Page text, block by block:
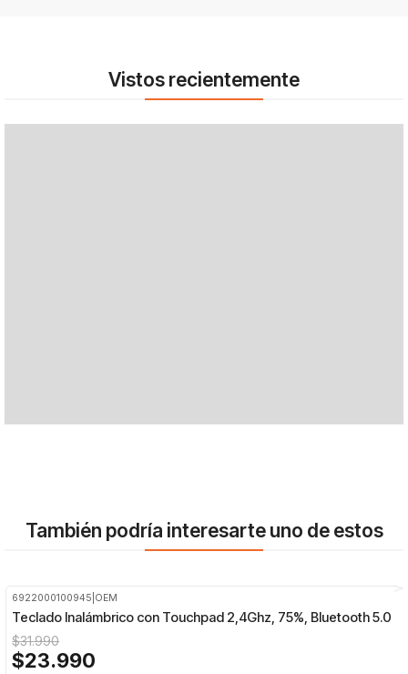
Vistos recientemente
También podría interesarte uno de estos
6922000100945 OEM
Teclado Inalámbrico con Touchpad 2,4Ghz, 75%, Bluetooth 5.0
$31.990
$23.990